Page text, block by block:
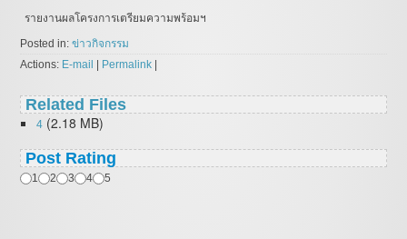
รายงานผลโครงการเตรียมความพร้อมฯ
Posted in:ข่าวกิจกรรม
Actions: E-mail | Permalink |
Related Files
4 (2.18 MB)
Post Rating
1 2 3 4 5